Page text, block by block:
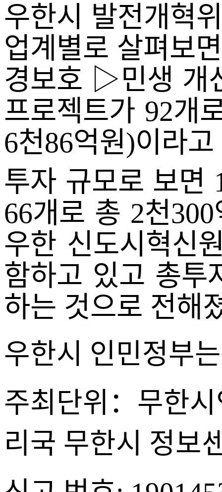
우한시 발전개혁
업계별로 살펴
경보호 ▷민생 개
프로젝트가 92개
6천86억원)이라
투자 규모로 보면
66개로 총 2천
우한 신도시혁신
함하고 있고 총투
하는 것으로 전해
우한시 인민정부
주최단위：무한
리국 무한시 정보